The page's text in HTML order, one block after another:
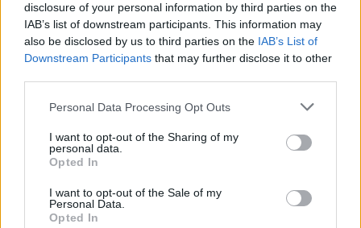
disclosure of your personal information by third parties on the
IAB’s list of downstream participants. This information may
also be disclosed by us to third parties on the IAB’s List of
Downstream Participants that may further disclose it to other
Please note that this website/app uses one or more Google
not limited to your visit or usage behaviour. You may click to
grant or deny consent to Google and its third-party tags to
use your data for below specified purposes in below Google
consent section.
Personal Data Processing Opt Outs
I want to opt-out of the Sharing of my
personal data.
Opted In
I want to opt-out of the Sale of my
Personal Data.
Opted In
„Viszlek valahová” mondtam.
„A házasságkötő hivatalba” válaszoltam, és még engem is
meglepett, milyen biztosan hangzik.
Az út nem volt hosszú, mégis benne volt három év csendje,